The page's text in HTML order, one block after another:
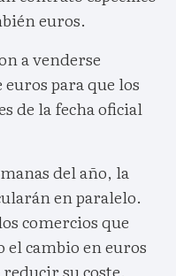
euros.
a venderse
para que los
de la fecha oficial
del año, la
en paralelo.
comercios que
cambio en euros